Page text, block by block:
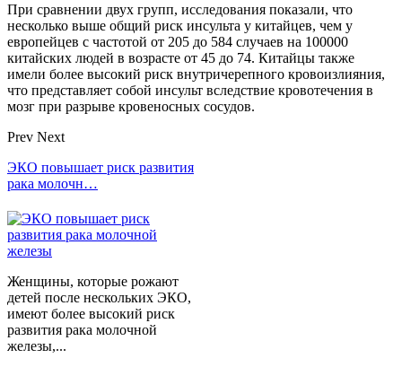
При сравнении двух групп, исследования показали, что
несколько выше общий риск инсульта у китайцев, чем у
европейцев с частотой от 205 до 584 случаев на 100000
китайских людей в возрасте от 45 до 74. Китайцы также
имели более высокий риск внутричерепного кровоизлияния,
что представляет собой инсульт вследствие кровотечения в
мозг при разрыве кровеносных сосудов.
Prev Next
ЭКО повышает риск развития
рака молочн…
Женщины, которые рожают
детей после нескольких ЭКО,
имеют более высокий риск
развития рака молочной
железы,...